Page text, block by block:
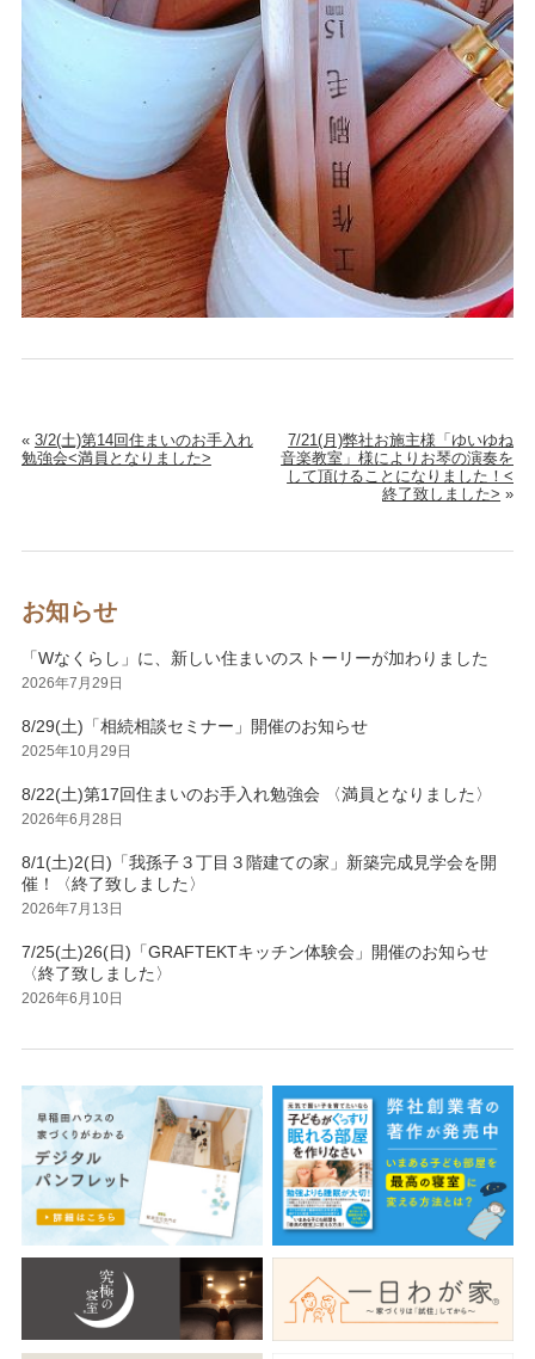
« 3/2(土)第14回住まいのお手入れ
勉強会<満員となりました>
7/21(月)弊社お施主様「ゆいゆね
音楽教室」様によりお琴の演奏を
して頂けることになりました！<
終了致しました> »
お知らせ
「Wなくらし」に、新しい住まいのストーリーが加わりました
2026年7月29日
8/29(土)「相続相談セミナー」開催のお知らせ
2025年10月29日
8/22(土)第17回住まいのお手入れ勉強会 〈満員となりました〉
2026年6月28日
8/1(土)2(日)「我孫子３丁目３階建ての家」新築完成見学会を開
催！〈終了致しました〉
2026年7月13日
7/25(土)26(日)「GRAFTEKTキッチン体験会」開催のお知らせ
〈終了致しました〉
2026年6月10日